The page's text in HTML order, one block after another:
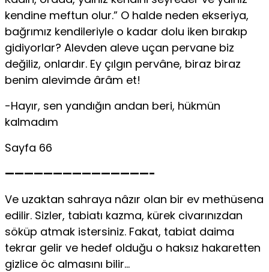
kendine meftun olur.” O halde neden ekseriya,
bağrımız kendileriyle o kadar dolu iken bırakıp
gidiyorlar? Alevden aleve uçan pervane biz
değiliz, onlardır. Ey çılgın pervâne, biraz biraz
benim alevimde ârâm et!
-Hayır, sen yandığın andan beri, hükmün
kalmadım
Sayfa 66
———————————————-
Ve uzaktan sahraya nâzır olan bir ev methüsena
edilir. Sizler, tabiatı kazma, kürek civarınızdan
söküp atmak istersiniz. Fakat, tabiat daima
tekrar gelir ve hedef olduğu o haksız hakaretten
gizlice öc almasını bilir…